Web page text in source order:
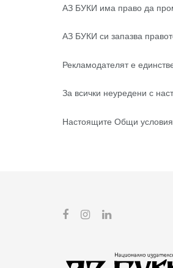
АЗ БУКИ има право да
АЗ БУКИ си запазва
Рекламодателят е
За всички неуредени с
Настоящите Общи условия